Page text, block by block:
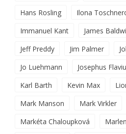
Hans Rosling
Ilona
Immanuel Kant
James
Jeff Preddy
Jim Palmer
Jo Luehmann
Josephus
Karl Barth
Kevin Max
Mark Manson
Mark Virkler
Markéta Chaloupková